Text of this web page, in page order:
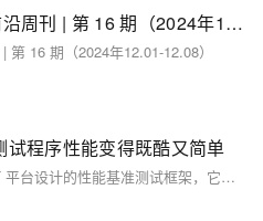
C#/.NET/.NET Core技术前沿周刊 | 第 16 期（2024年12.01-12.08）
16 期（2024年12.01-12.08）
程序性能变得既酷又简单
Benchmark.NET是一款专为 .NET 平台设计的性能基准测试框架，它可以帮助你测量代码的执行时间、内存使用情况等性能指标。它就像是你代码的 "健身教练"，帮助你找到瓶颈，优化性能，让你的应用跑得更快、更稳！希望这个小教程能让你在追求高性能的路上越走越远，享受编程带来的无限乐趣！